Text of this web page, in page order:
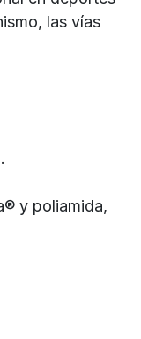
las vías
y poliamida,